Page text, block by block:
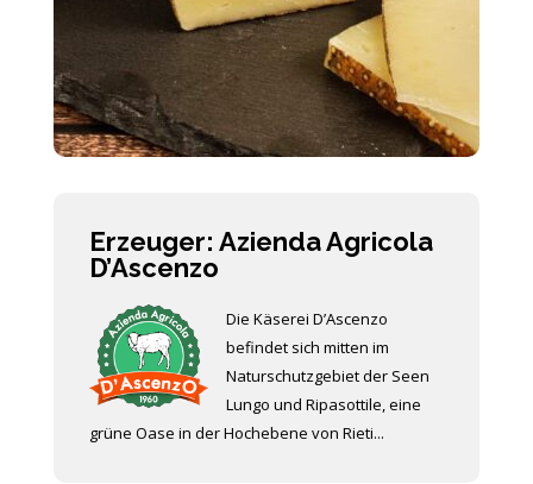
Erzeuger: Azienda Agricola
D’Ascenzo
Die Käserei D’Ascenzo
befindet sich mitten im
Naturschutzgebiet der Seen
Lungo und Ripasottile, eine
grüne Oase in der Hochebene von Rieti...